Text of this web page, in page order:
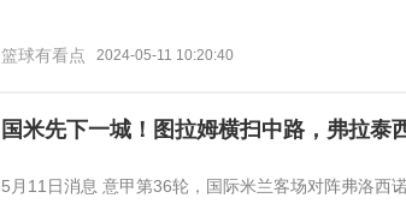
篮球有看点 2024-05-11 10:20:40
国米先下一城！图拉姆横扫中路，弗拉泰
5月11日消息 意甲第36轮，国际米兰客场对阵弗洛西